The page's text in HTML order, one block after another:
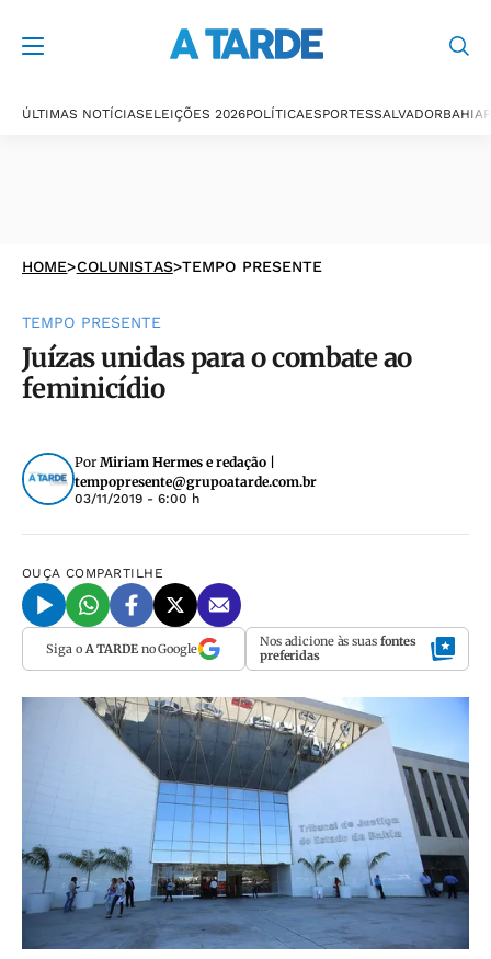
ÚLTIMAS NOTÍCIASELEIÇÕES 2026POLÍTICAESPORTESSALVADORBAHIA
HOME>COLUNISTAS>TEMPO PRESENTE
TEMPO PRESENTE
Juízas unidas para o combate ao
feminicídio
Por Miriam Hermes e redação |
tempopresente@grupoatarde.com.br
03/11/2019 - 6:00 h
OUÇA COMPARTILHE
Siga o A TARDEno Google Nos adicione às suas fontes
preferidas